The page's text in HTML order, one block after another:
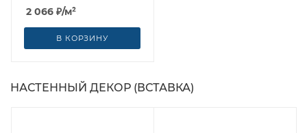
2 066 ₽/м²
В КОРЗИНУ
НАСТЕННЫЙ ДЕКОР (ВСТАВКА)